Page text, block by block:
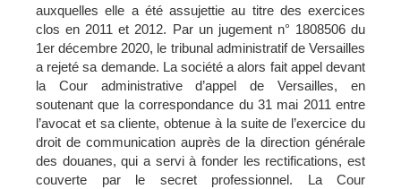
auxquelles elle a été assujettie au titre des exercices
clos en 2011 et 2012. Par un jugement n° 1808506 du
1er décembre 2020, le tribunal administratif de Versailles
a rejeté sa demande. La société a alors fait appel devant
la Cour administrative d’appel de Versailles, en
soutenant que la correspondance du 31 mai 2011 entre
l’avocat et sa cliente, obtenue à la suite de l’exercice du
droit de communication auprès de la direction générale
des douanes, qui a servi à fonder les rectifications, est
couverte par le secret professionnel. La Cour